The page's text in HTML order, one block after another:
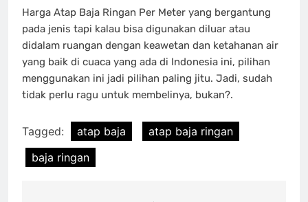
Harga Atap Baja Ringan Per Meter yang bergantung
pada jenis tapi kalau bisa digunakan diluar atau
didalam ruangan dengan keawetan dan ketahanan air
yang baik di cuaca yang ada di Indonesia ini, pilihan
menggunakan ini jadi pilihan paling jitu. Jadi, sudah
tidak perlu ragu untuk membelinya, bukan?.
Tagged: atap baja
atap baja ringan
baja ringan